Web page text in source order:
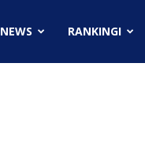
NEWS RANKINGI